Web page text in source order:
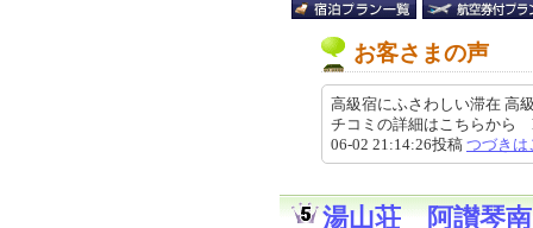
お客さまの声
高級宿にふさわしい滞在 高
チコミの詳細はこちらから
06-02 21:14:26投稿 つづきは
湯山荘 阿讃琴南